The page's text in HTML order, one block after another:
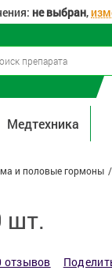
не выбран,
Медтехника
и половые гормоны
шт.
отзывов